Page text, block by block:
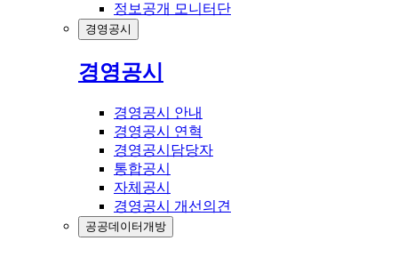
정보공개 모니터단
경영공시
경영공시
경영공시 안내
경영공시 연혁
경영공시담당자
통합공시
자체공시
경영공시 개선의견
공공데이터개방